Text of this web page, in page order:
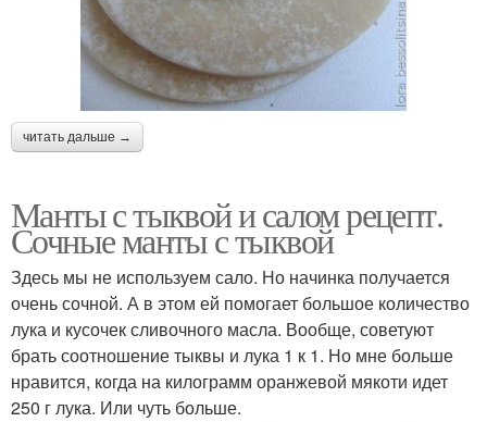
читать дальше →
Манты с тыквой и салом рецепт.
Сочные манты с тыквой
Здесь мы не используем сало. Но начинка получается
очень сочной. А в этом ей помогает большое количество
лука и кусочек сливочного масла. Вообще, советуют
брать соотношение тыквы и лука 1 к 1. Но мне больше
нравится, когда на килограмм оранжевой мякоти идет
250 г лука. Или чуть больше.